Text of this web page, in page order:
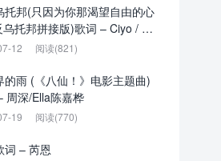
托邦(只因为你那渴望自由的心
乌托邦拼接版)歌词 – Ciyo / 见
P / 乌托邦P
12 阅读(821)
的雨 (《八仙！》电影主题曲)
周深/Ella陈嘉桦
19 阅读(770)
词 – 芮恩